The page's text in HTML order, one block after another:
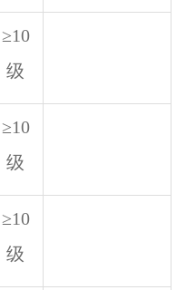
≥10
级
≥10
级
≥10
级